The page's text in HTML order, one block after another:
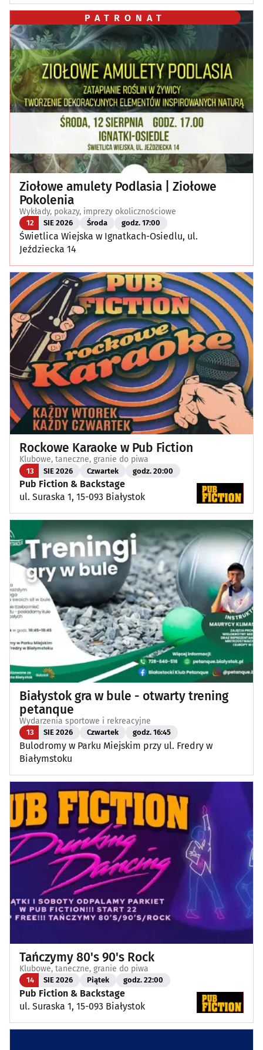
PATRONAT
Ziołowe amulety Podlasia | Ziołowe
Pokolenia
Wykłady, pokazy, imprezy okolicznościowe
12 SIE 2026 Środa godz. 17:00
Świetlica Wiejska w Ignatkach-Osiedlu, ul.
Jeździecka 14
Rockowe Karaoke w Pub Fiction
Klubowe, taneczne, granie do piwa
13 SIE 2026 Czwartek godz. 20:00
Pub Fiction & Backstage
ul. Suraska 1, 15-093 Białystok
Białystok gra w bule - otwarty trening
petanque
Wydarzenia sportowe i rekreacyjne
13 SIE 2026 Czwartek godz. 16:45
Bulodromy w Parku Miejskim przy ul. Fredry w
Białymstoku
Tańczymy 80's 90's Rock
Klubowe, taneczne, granie do piwa
14 SIE 2026 Piątek godz. 22:00
Pub Fiction & Backstage
ul. Suraska 1, 15-093 Białystok